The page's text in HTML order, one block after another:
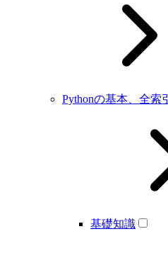
Pythonの基本、全索引
基礎知識